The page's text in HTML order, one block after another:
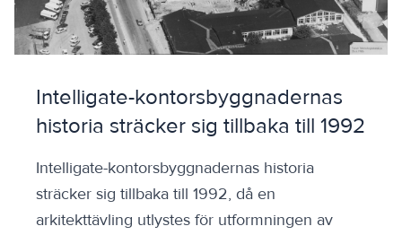
Intelligate-kontorsbyggnadernas
historia sträcker sig tillbaka till 1992
Intelligate-kontorsbyggnadernas historia
sträcker sig tillbaka till 1992, då en
arkitekttävling utlystes för utformningen av